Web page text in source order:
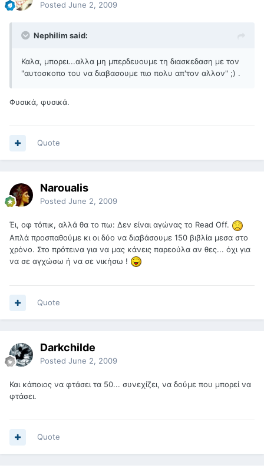
Posted June 2, 2009
Nephilim said:
Καλα, μπορει...αλλα μη μπερδευουμε τη διασκεδαση με τον
"αυτοσκοπο του να διαβασουμε πιο πολυ απ'τον αλλον" ;) .
Φυσικά, φυσικά.
Quote
Naroualis
Posted June 2, 2009
Έι, οφ τόπικ, αλλά θα το πω: Δεν είναι αγώνας το Read Off.
Απλά προσπαθούμε κι οι δύο να διαβάσουμε 150 βιβλία μεσα στο
χρόνο. Στο πρότεινα για να μας κάνεις παρεούλα αν θες... όχι για
να σε αγχώσω ή να σε νικήσω !
Quote
Darkchilde
Posted June 2, 2009
Και κάποιος να φτάσει τα 50... συνεχίζει, να δούμε που μπορεί να
φτάσει.
Quote